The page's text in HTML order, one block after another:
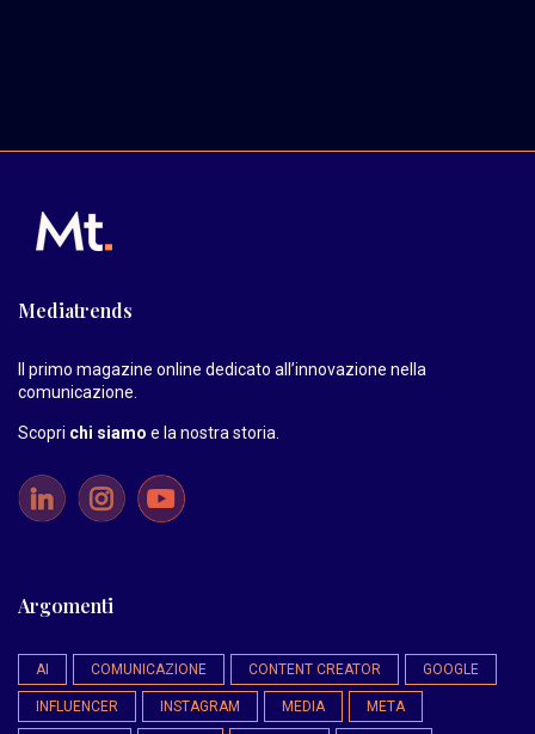
Mediatrends
Il primo magazine online dedicato all’innovazione nella
comunicazione.
Scopri chi siamo e la nostra storia
Argomenti
AI COMUNICAZIONE CONTENT CREATOR GOOGLE
INFLUENCER INSTAGRAM MEDIA META